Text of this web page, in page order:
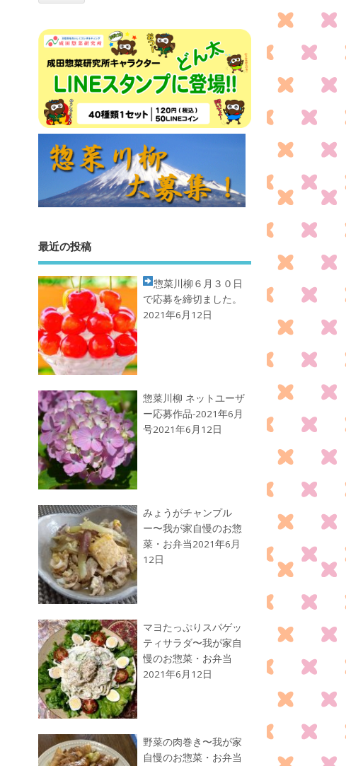
最近の投稿
惣菜川柳 ６月３０日
で応募を締切ました。
2021年6月12日
惣菜川柳 ネットユーザ
ー応募作品-2021年6月
号2021年6月12日
みょうがチャンプル
ー〜我が家自慢のお惣
菜・お弁当2021年6月
12日
マヨたっぷりスパゲッ
ティサラダ〜我が家自
慢のお惣菜・お弁当
2021年6月12日
野菜の肉巻き〜我が家
自慢のお惣菜・お弁当